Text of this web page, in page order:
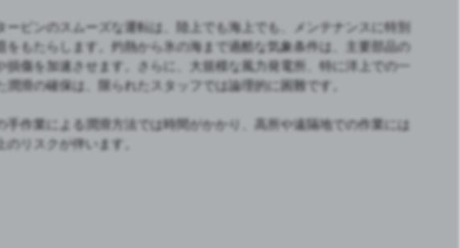
ービンのスムーズな運転は、陸上でも海上でも、メンテナンスに特別
をもたらします。灼熱から氷の海まで過酷な気象条件は、主要部品の
損傷を加速させます。さらに、大規模な風力発電所、特に洋上での一
潤滑の確保は、限られたスタッフでは論理的に困難です。
手作業による潤滑方法では時間がかかり、高所や遠隔地での作業には
のリスクが伴います。